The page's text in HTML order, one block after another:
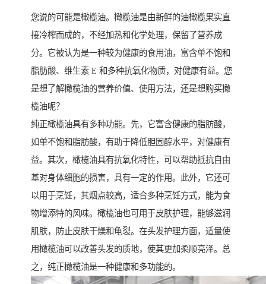
您说的可能是橄榄油。橄榄油是由新鲜的油橄榄果实直
接冷榨而成的，不经加热和化学处理，保留了营养成
分。它被认为是一种较为健康的食用油，富含单不饱和
脂肪酸、维生素 E 和多种抗氧化物质，对健康有益。您
是想了解橄榄油的营养价值、使用方法，还是想购买橄
榄油呢？
纯正橄榄油具有多种功能。先，它富含健康的脂肪酸，
如单不饱和脂肪酸，有助于降低胆固醇水平，对健康有
益。其次，橄榄油具有抗氧化特性，可以帮助抵抗自由
基对身体细胞的损害，具有一定的作用。此外，它还可
以用于烹饪，其烟点较高，适合多种烹饪方式，能为食
物增添特的风味。橄榄油也可用于皮肤护理，能够滋润
肌肤，防止皮肤干燥和龟裂。在头发护理方面，适量使
用橄榄油可以改善头发的质地，使其更加柔顺亮泽。总
之，纯正橄榄油是一种健康和多功能的。